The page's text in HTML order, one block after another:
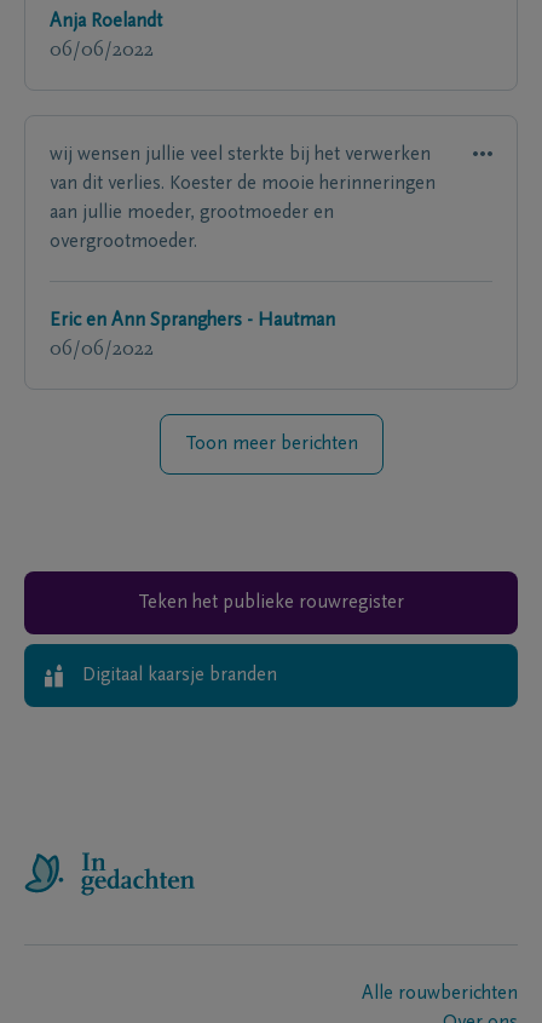
Anja Roelandt
06/06/2022
wij wensen jullie veel sterkte bij het verwerken
van dit verlies. Koester de mooie herinneringen
aan jullie moeder, grootmoeder en
overgrootmoeder.
Eric en Ann Spranghers - Hautman
06/06/2022
Toon meer berichten
Teken het publieke rouwregister
Digitaal kaarsje branden
Alle rouwberichten